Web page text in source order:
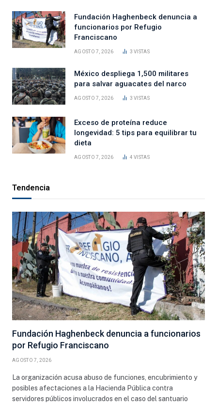
Fundación Haghenbeck denuncia a
funcionarios por Refugio
Franciscano
AGOSTO 7, 2026 3VISTAS
México despliega 1,500 militares
para salvar aguacates del narco
AGOSTO 7, 2026 3VISTAS
Exceso de proteína reduce
longevidad: 5 tips para equilibrar tu
dieta
AGOSTO 7, 2026 4VISTAS
Tendencia
Fundación Haghenbeck denuncia a funcionarios
por Refugio Franciscano
AGOSTO 7, 2026
La organización acusa abuso de funciones, encubrimiento y
posibles afectaciones a la Hacienda Pública contra
servidores públicos involucrados en el caso del santuario